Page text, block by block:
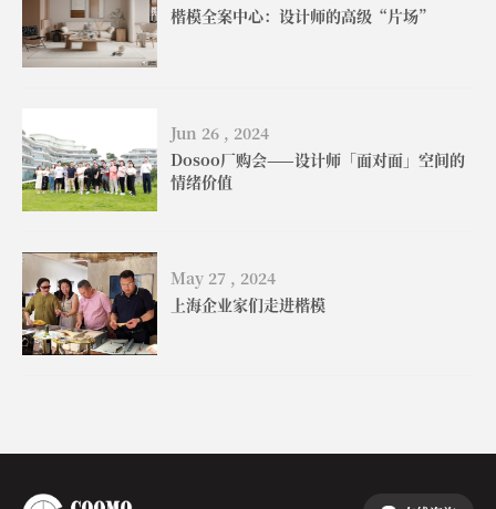
楷模全案中心：设计师的高级“片场”
Jun 26 , 2024
Dosoo厂购会——设计师「面对面」空间的
情绪价值
May 27 , 2024
上海企业家们走进楷模